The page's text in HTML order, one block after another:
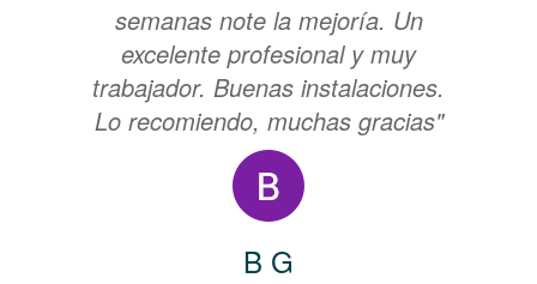
semanas note la mejoría. Un
excelente profesional y muy
trabajador. Buenas instalaciones.
Lo recomiendo, muchas gracias"
B G